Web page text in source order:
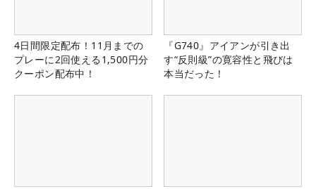
4日間限定配布！11月までの
プレーに2回使える1,500円分
クーポン配布中！
『G740』アイアンが引き出
す“反則級”の寛容性と飛びは
本当だった！